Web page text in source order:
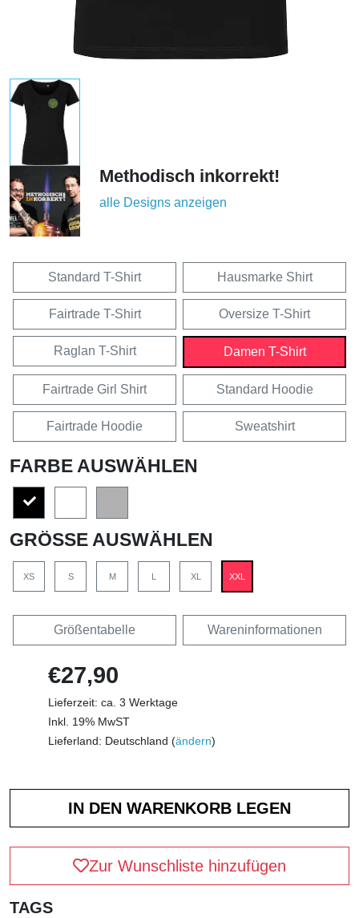
Methodisch inkorrekt!
alle Designs anzeigen
Standard T-Shirt Hausmarke Shirt
Fairtrade T-Shirt Oversize T-Shirt
Raglan T-Shirt Damen T-Shirt
Fairtrade Girl Shirt Standard Hoodie
Fairtrade Hoodie Sweatshirt
FARBE AUSWÄHLEN
GRÖSSE AUSWÄHLEN
XS S M XL XXL
Größentabelle Wareninformationen
€27,90
Lieferzeit: ca. 3 Werktage
Inkl. 19% MwST
Lieferland: Deutschland (ändern)
Zur Wunschliste hinzufügen
TAGS